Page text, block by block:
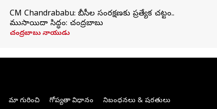
CM Chandrababu: బీసీల సంరక్షణకు ప్రత్యేక చట్టం..
ముసాయిదా సిద్ధం: చంద్రబాబు
చంద్రబాబు నాయుడు
మా గురించి గోప్యతా విధానం నిబంధనలు & షరతులు